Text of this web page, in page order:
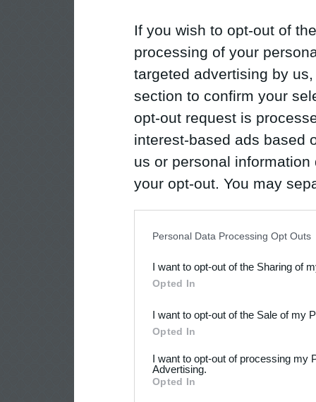
If you wish to opt-out of
processing of your
targeted advertising by
section to confirm your
opt-out request is
interest-based ads based
us or personal
your opt-out. You may
Downstream Participants
third parties.
Personal Data Processing Opt Outs
I want to opt-out of the Sharing of
Opted In
I want to opt-out of the Sale of my
Opted In
I want to opt-out of processing my
Advertising.
Opted In